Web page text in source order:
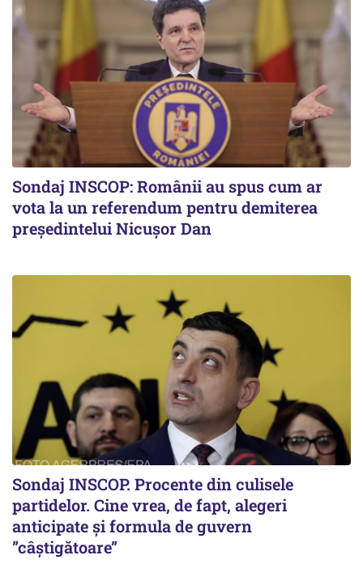
Sondaj INSCOP: Românii au spus cum ar
vota la un referendum pentru demiterea
președintelui Nicușor Dan
Sondaj INSCOP. Procente din culisele
partidelor. Cine vrea, de fapt, alegeri
anticipate și formula de guvern
”câștigătoare”